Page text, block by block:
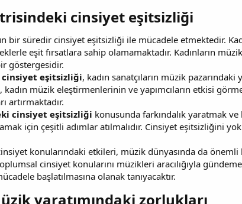
cinsiyet eşitsizliği​
bir süredir cinsiyet eşitsizliği ile mücadele etmektedir.
eşit fırsatlara sahip olamamaktadır. Kadınların
göstergesidir.
cinsiyet eşitsizliği, kadın sanatçıların müzik
kadın müzik eleştirmenlerinin ve yapımcıların etkisi
artırmaktadır.
cinsiyet eşitsizliği konusunda farkındalık yaratmak
için çeşitli adımlar atılmalıdır. Cinsiyet eşitsizliğini
konularındaki etkileri, müzik dünyasında da
cinsiyet konularını müzikleri aracılığıyla
başlatılmasına olanak tanıyacaktır.
yaratımındaki zorlukları​